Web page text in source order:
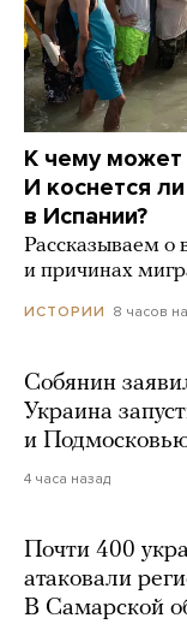
К чему может
И коснется
в Испании?
Рассказываем о
и причинах
ИСТОРИИ 8 часов
Собянин
Украина
и
4 часа назад
Почти 400
атаковали
В Самарской